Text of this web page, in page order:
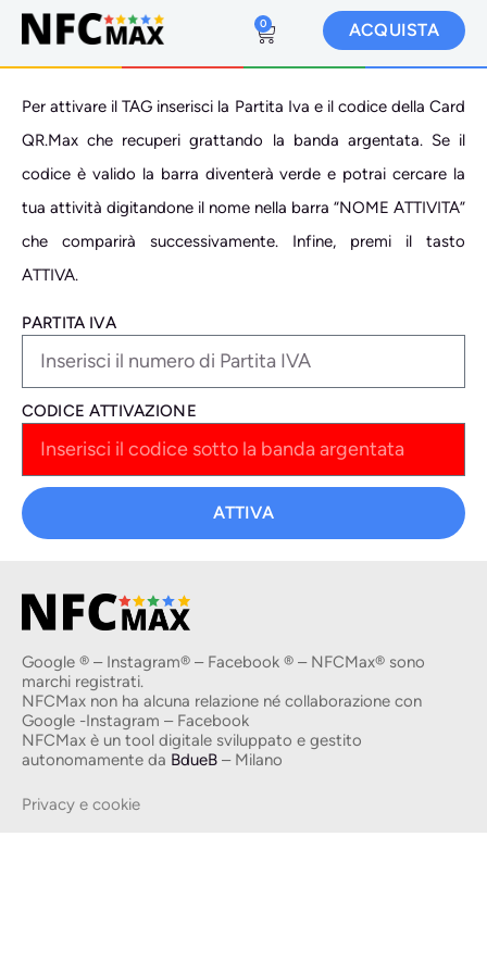
0 ACQUISTA
Per attivare il TAG inserisci la Partita Iva e il codice della Card
QR.Max che recuperi grattando la banda argentata. Se il
codice è valido la barra diventerà verde e potrai cercare la
tua attività digitandone il nome nella barra “NOME ATTIVITA”
che comparirà successivamente. Infine, premi il tasto
ATTIVA.
PARTITA IVA
CODICE ATTIVAZIONE
ATTIVA
Google ® – Instagram® – Facebook ® – NFCMax® sono
marchi registrati.
NFCMax non ha alcuna relazione né collaborazione con
Google -Instagram – Facebook
NFCMax è un tool digitale sviluppato e gestito
autonomamente da BdueB – Milano
Privacy e cookie